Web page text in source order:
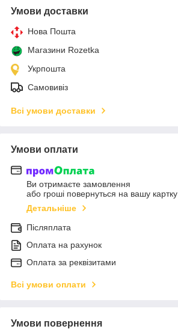
Умови доставки
Нова Пошта
Магазини Rozetka
Укрпошта
Самовивіз
Всі умови доставки
Умови оплати
Ви отримаєте замовлення
або гроші повернуться на вашу картку
Детальніше
Післяплата
Оплата на рахунок
Оплата за реквізитами
Всі умови оплати
Умови повернення